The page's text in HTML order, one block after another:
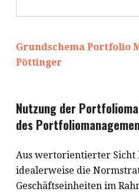
Grundschema Portfolio
Pöttinger
Nutzung der
des
Aus wertorientierter Sicht
idealerweise die
Geschäftseinheiten im